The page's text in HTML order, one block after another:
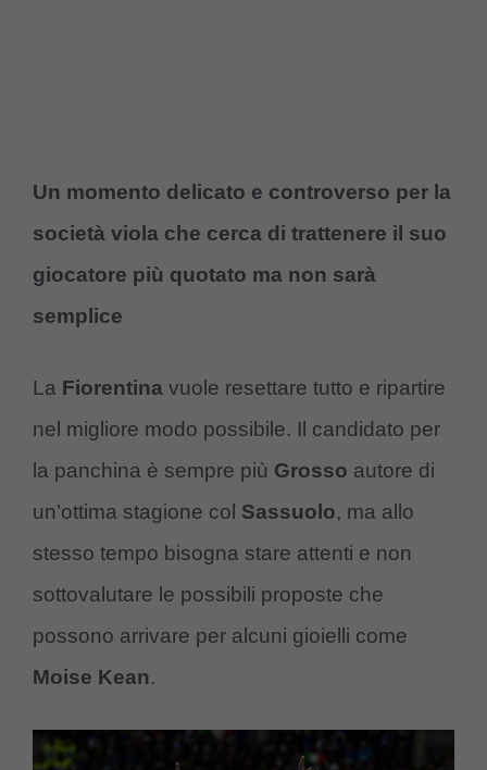
Un momento delicato e controverso per la
società viola che cerca di trattenere il suo
giocatore più quotato ma non sarà
semplice
La Fiorentina vuole resettare tutto e ripartire
nel migliore modo possibile. Il candidato per
la panchina è sempre più Grosso autore di
un’ottima stagione col Sassuolo, ma allo
stesso tempo bisogna stare attenti e non
sottovalutare le possibili proposte che
possono arrivare per alcuni gioielli come
Moise Kean.